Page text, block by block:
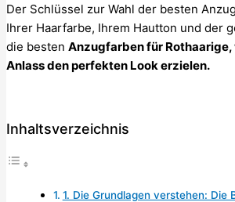
Der Schlüssel zur Wahl der besten
Ihrer Haarfarbe, Ihrem Hautton und der
die besten Anzugfarben für
Anlass den perfekten Look erzielen.
Inhaltsverzeichnis
1. Die Grundlagen verstehen: Die